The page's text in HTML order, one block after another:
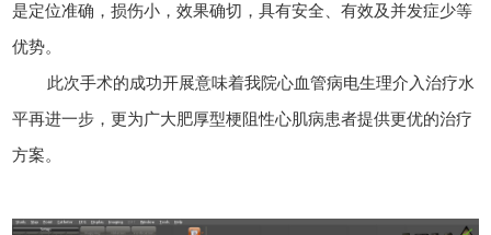
是定位准确，损伤小，效果确切，具有安全、有效及并发症少等
优势。
此次手术的成功开展意味着我院心血管病电生理介入治疗水
平再进一步，更为广大肥厚型梗阻性心肌病患者提供更优的治疗
方案。